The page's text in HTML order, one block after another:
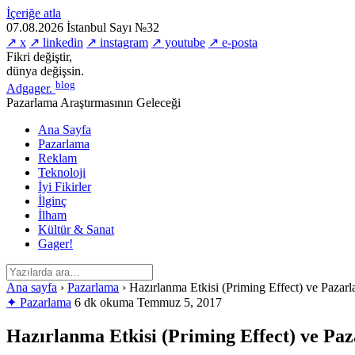
İçeriğe atla
07.08.2026 İstanbul Sayı №32
↗ x ↗ linkedin ↗ instagram ↗ youtube ↗ e-posta
Fikri değiştir,
dünya değişsin.
Adgager. blog
Pazarlama Araştırmasının Geleceği
Ana Sayfa
Pazarlama
Reklam
Teknoloji
İyi Fikirler
İlginç
İlham
Kültür & Sanat
Gager!
Ana sayfa › Pazarlama › Hazırlanma Etkisi (Priming Effect) ve
✦ Pazarlama 6 dk okuma Temmuz 5, 2017
Hazırlanma Etkisi (Priming Effect) ve